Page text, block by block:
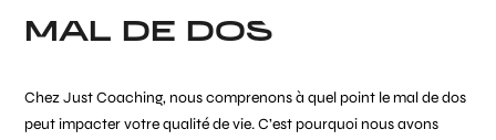
MAL DE DOS
Chez Just Coaching, nous comprenons à quel point le mal de dos
peut impacter votre qualité de vie. C’est pourquoi nous avons